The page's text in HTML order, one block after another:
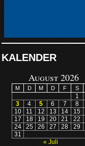
KALENDER
August 2026
M D M D F S
1
3
4 5 6 7 8
10
11 12 13 14 15
17
18 19 20 21 22
24
25 26 27 28 29
31
« Juli